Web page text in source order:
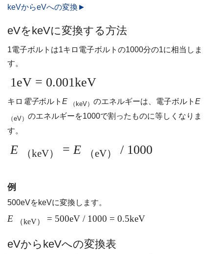
keVからeVへの変換►
eVをkeVに変換する方法
1電子ボルトは1キロ電子ボルトの1000分の1に相当しま
す。
1eV = 0.001keV
キロ 電子ボルト E （keV） のエネルギーは、電子ボルト E
（eV） のエネルギーを1000で割ったものに等しくなりま
す。
E （keV） =E （eV） / 1000
例
500eVをkeVに変換します。
E （keV） = 500eV / 1000 = 0.5keV
eVからkeVへの変換表